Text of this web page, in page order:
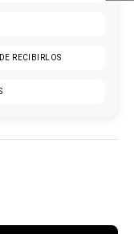
RECIBIRLOS